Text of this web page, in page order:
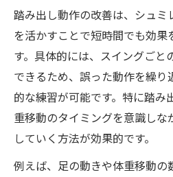
踏み出し動作の改善は、シュ
を活かすことで短時間でも効
す。具体的には、スイングご
できるため、誤った動作を繰
的な練習が可能です。特に踏
重移動のタイミングを意識し
していく方法が効果的です。
例えば、足の動きや体重移動